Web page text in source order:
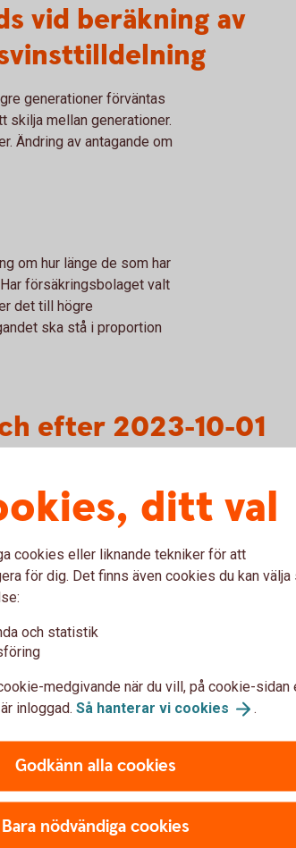
vid beräkning av
generationer förväntas
skilja mellan generationer.
Ändring av antagande om
om hur länge de som har
försäkringsbolaget valt
det till högre
ska stå i proportion
efter 2023-10-01
2023-10-01
pensionskapital för
ditt val
cookies eller liknande tekniker för att
för dig. Det finns även cookies du kan välja
och statistik
medgivande när du vill, på cookie-sidan
inloggad. Så hanterar vi cookies .
Godkänn alla cookies
Bara nödvändiga cookies